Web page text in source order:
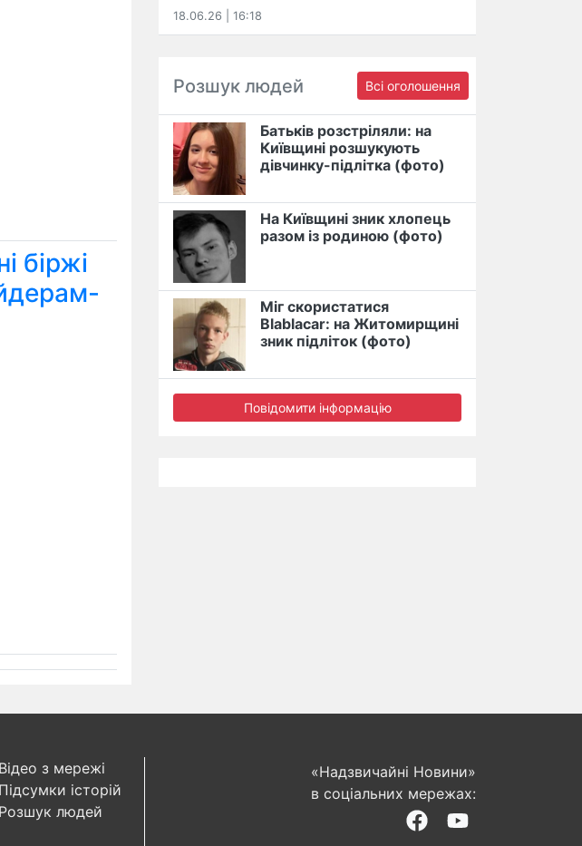
біржі
18.06.26 | 16:18
Розшук людей Всі оголошення
Батьків розстріляли: на
Київщині розшукують
дівчинку-підлітка (фото)
На Київщині зник хлопець
разом із родиною (фото)
Міг скористатися
Blablacar: на Житомирщині
зник підліток (фото)
Повідомити інформацію
Відео з мережі
Підсумки історій
Розшук людей
«Надзвичайні Новини»
в соціальних мережах: